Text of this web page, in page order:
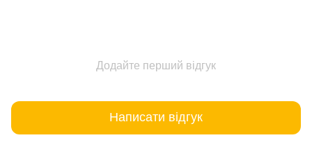
Додайте перший відгук
Написати відгук